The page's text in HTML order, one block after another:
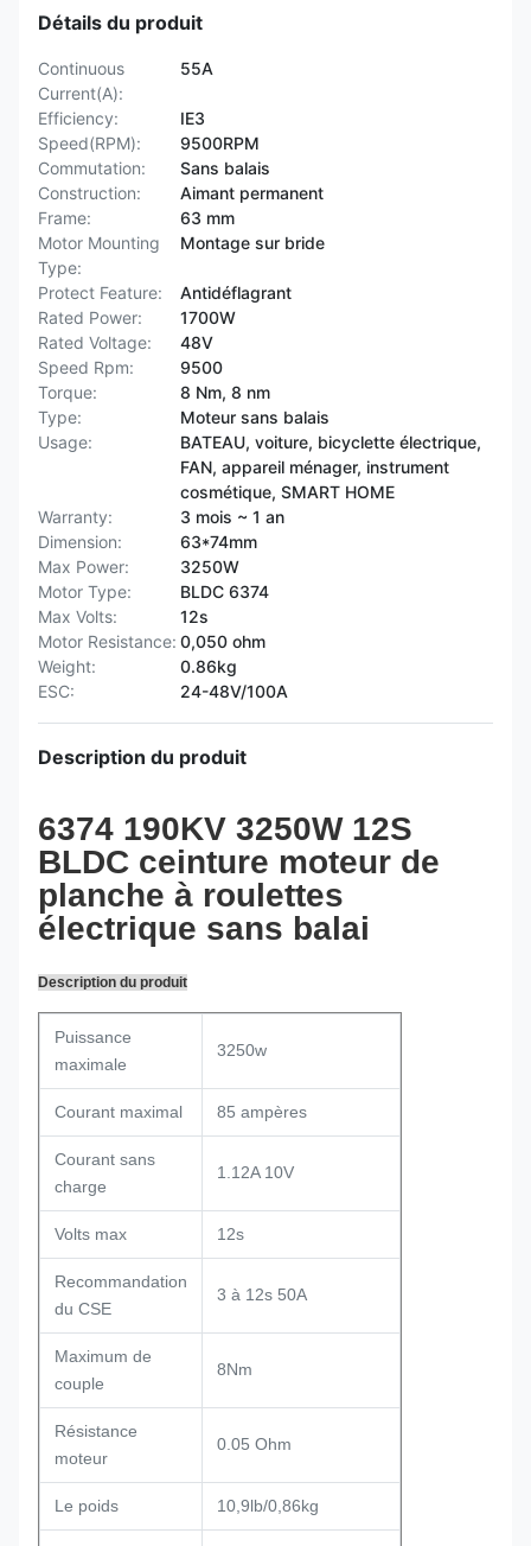
Détails du produit
Continuous
Current(A):
55A
Efficiency:
IE3
Speed(RPM):
9500RPM
Commutation:
Sans balais
Construction:
Aimant permanent
Frame:
63 mm
Motor Mounting
Type:
Montage sur bride
Protect Feature:
Antidéflagrant
Rated Power:
1700W
Rated Voltage:
48V
Speed Rpm:
9500
Torque:
8 Nm, 8 nm
Type:
Moteur sans balais
Usage:
BATEAU, voiture, bicyclette électrique,
FAN, appareil ménager, instrument
cosmétique, SMART HOME
Warranty:
3 mois ~ 1 an
Dimension:
63*74mm
Max Power:
3250W
Motor Type:
BLDC 6374
Max Volts:
12s
Motor Resistance: 0,050 ohm
Weight:
0.86kg
ESC:
24-48V/100A
Description du produit
6374 190KV 3250W 12S
BLDC ceinture moteur de
planche à roulettes
électrique sans balai
Description du produit
Puissance
maximale
3250w
Courant maximal 85 ampères
Courant sans
charge
1.12A 10V
Volts max 12s
Recommandation
du CSE
3 à 12s 50A
Maximum de
couple
8Nm
Résistance
moteur
0.05 Ohm
Le poids 10,9lb/0,86kg